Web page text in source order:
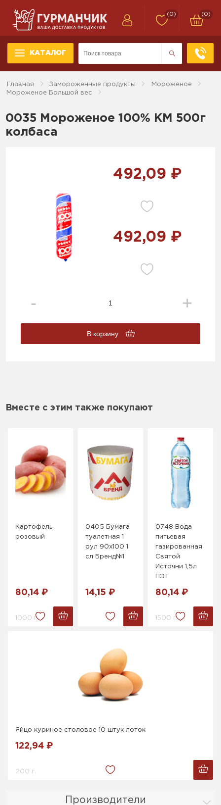
КАТАЛОГ
(0) (0)
Главная Замороженные продукты
Мороженое
Мороженое Большой вес
Производители
0035 Мороженое 100% КМ 500г
колбаса
492,09 ₽
492,09 ₽
В корзину
Вместе с этим также покупают
Картофель
розовый
80,14 ₽
1000 г.
0405 Бумага
туалетная 1
рул 90х100 1
сл Бренд№1
14,15 ₽
0748 Вода
питьевая
газированная
Святой
Источни 1,5л
ПЭТ
80,14 ₽
1500 г.
Яйцо куриное столовое 10 штук лоток
122,94 ₽
200 г.